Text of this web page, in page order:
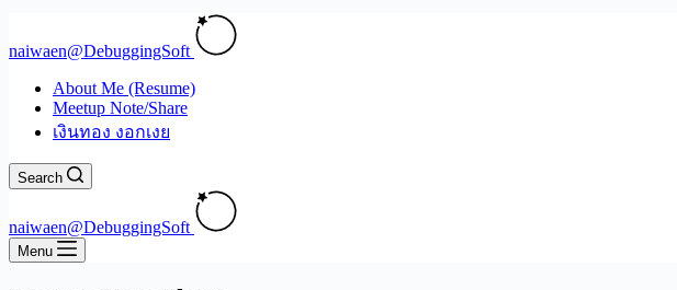
naiwaen@DebuggingSoft
About Me (Resume)
Meetup Note/Share
เงินทอง งอกเงย
Search
naiwaen@DebuggingSoft
Menu